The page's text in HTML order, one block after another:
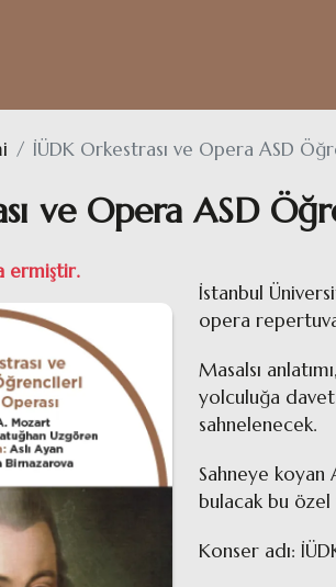
İÜDK Orkestrası ve Opera ASD
ve Opera ASD
ermiştir.
İstanbul
opera
Masalsı
yolculuğa
sahnelenecek.
Sahneye koyan
bulacak bu özel
Konser adı: